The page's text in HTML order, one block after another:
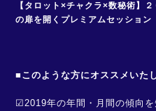
【タロット×チャクラ×数秘術】
の扉を開くプレミアムセッション
■このような方にオススメいた
☑︎2019年の年間・月間の傾向